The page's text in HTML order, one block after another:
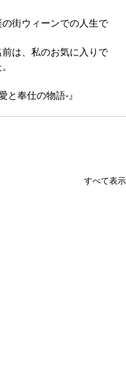
街ウィーンでの人生で
前は、私のお気に入りで
と奉仕の物語-』
すべて表示